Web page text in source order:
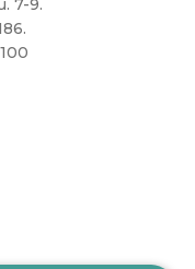
7-9.